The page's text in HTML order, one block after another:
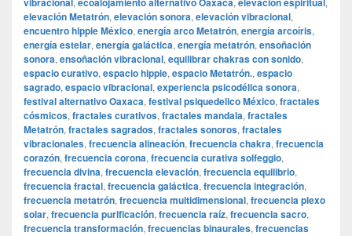
elevación Metatrón, elevación sonora, elevación vibracional,
encuentro hippie México, energía arco Metatrón, energía arcoíris,
energía estelar, energía galáctica, energía metatrón, ensoñación
sonora, ensoñación vibracional, equilibrar chakras con sonido,
espacio curativo, espacio hippie, espacio Metatrón., espacio
sagrado, espacio vibracional, experiencia psicodélica sonora,
festival alternativo Oaxaca, festival psiquedelico México, fractales
cósmicos, fractales curativos, fractales mandala, fractales
Metatrón, fractales sagrados, fractales sonoros, fractales
vibracionales, frecuencia alineación, frecuencia chakra, frecuencia
corazón, frecuencia corona, frecuencia curativa solfeggio,
frecuencia divina, frecuencia elevación, frecuencia equilibrio,
frecuencia fractal, frecuencia galáctica, frecuencia integración,
frecuencia metatrón, frecuencia multidimensional, frecuencia plexo
solar, frecuencia purificación, frecuencia raíz, frecuencia sacro,
frecuencia transformación, frecuencias binaurales, frecuencias